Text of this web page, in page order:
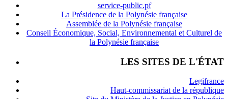
service-public.pf
La Présidence de la Polynésie française
Assemblée de la Polynésie française
Conseil Économique, Social, Environnemental et Culturel de
la Polynésie française
LES SITES DE L'ÉTAT
Legifrance
Haut-commissariat de la république